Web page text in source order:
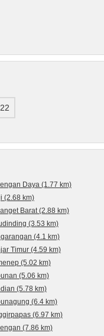
Daya (1.77 km)
(2.68 km)
Barat (2.88 km)
(3.53 km)
(4.1 km)
Timur (4.59 km)
(5.02 km)
(5.06 km)
(5.78 km)
(6.4 km)
(6.97 km)
(7.86 km)